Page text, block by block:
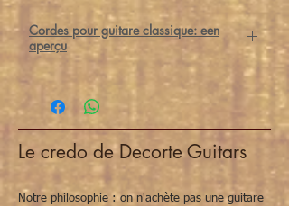
Cordes pour guitare classique: een
aperçu
De juiste snaren maken een wereld van
verschil voor klassieke gitaristen. Bij het
kiezen van snaren spelen materiaal en
spanning een belangrijke rol.
melodiesnaren
(G-b-e’) heb je
keuze uit nylon (New Cristal)
(Alliance) snaren. Wat
debassnaren(E-A-D) betreft heb je keuze
Le credo de Decorte Guitars
Notre philosophie : on n'achète pas une guitare